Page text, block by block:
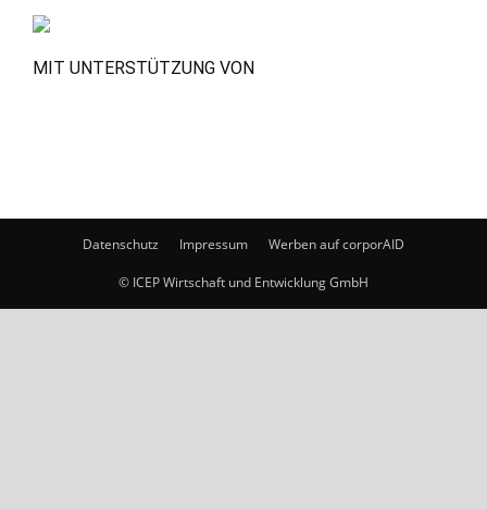
MIT UNTERSTÜTZUNG VON
Datenschutz Impressum Werben auf corporAID
© ICEP Wirtschaft und Entwicklung GmbH